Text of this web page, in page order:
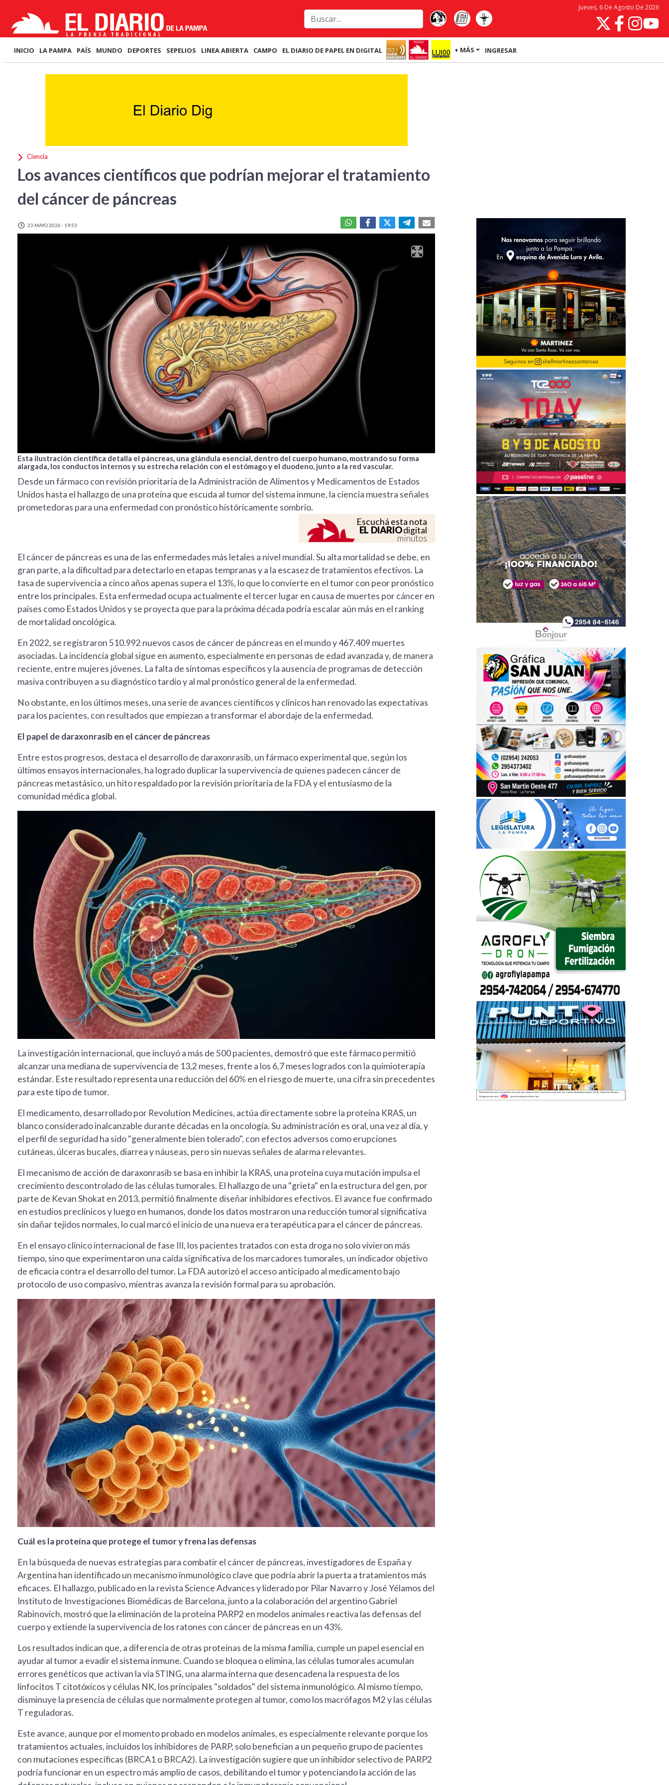
Jueves, 6 De Agosto De 2026
INICIO LA PAMPA PAÍS MUNDO DEPORTES SEPELIOS LINEA ABIERTA CAMPO EL DIARIO DE PAPEL EN DIGITAL + MÁS INGRESAR
Ciencia
Los avances científicos que podrían mejorar el tratamiento
del cáncer de páncreas
23 MAYO 2026 - 19:53
Esta ilustración científica detalla el páncreas, una glándula esencial, dentro del cuerpo humano, mostrando su forma
alargada, los conductos internos y su estrecha relación con el estómago y el duodeno, junto a la red vascular.
Desde un fármaco con revisión prioritaria de la Administración de Alimentos y Medicamentos de Estados
Unidos hasta el hallazgo de una proteína que escuda al tumor del sistema inmune, la ciencia muestra señales
prometedoras para una enfermedad con pronóstico históricamente sombrío.
Escuchá esta nota
EL DIARIOdigital
minutos
El cáncer de páncreas es una de las enfermedades más letales a nivel mundial. Su alta mortalidad se debe, en
gran parte, a la dificultad para detectarlo en etapas tempranas y a la escasez de tratamientos efectivos. La
tasa de supervivencia a cinco años apenas supera el 13%, lo que lo convierte en el tumor con peor pronóstico
entre los principales. Esta enfermedad ocupa actualmente el tercer lugar en causa de muertes por cáncer en
países como Estados Unidos y se proyecta que para la próxima década podría escalar aún más en el ranking
de mortalidad oncológica.
En 2022, se registraron 510.992 nuevos casos de cáncer de páncreas en el mundo y 467.409 muertes
asociadas. La incidencia global sigue en aumento, especialmente en personas de edad avanzada y, de manera
reciente, entre mujeres jóvenes. La falta de síntomas específicos y la ausencia de programas de detección
masiva contribuyen a su diagnóstico tardío y al mal pronóstico general de la enfermedad.
No obstante, en los últimos meses, una serie de avances científicos y clínicos han renovado las expectativas
para los pacientes, con resultados que empiezan a transformar el abordaje de la enfermedad.
El papel de daraxonrasib en el cáncer de páncreas
Entre estos progresos, destaca el desarrollo de daraxonrasib, un fármaco experimental que, según los
últimos ensayos internacionales, ha logrado duplicar la supervivencia de quienes padecen cáncer de
páncreas metastásico, un hito respaldado por la revisión prioritaria de la FDA y el entusiasmo de la
comunidad médica global.
La investigación internacional, que incluyó a más de 500 pacientes, demostró que este fármaco permitió
alcanzar una mediana de supervivencia de 13,2 meses, frente a los 6,7 meses logrados con la quimioterapia
estándar. Este resultado representa una reducción del 60% en el riesgo de muerte, una cifra sin precedentes
para este tipo de tumor.
El medicamento, desarrollado por Revolution Medicines, actúa directamente sobre la proteína KRAS, un
blanco considerado inalcanzable durante décadas en la oncología. Su administración es oral, una vez al día, y
el perfil de seguridad ha sido "generalmente bien tolerado", con efectos adversos como erupciones
cutáneas, úlceras bucales, diarrea y náuseas, pero sin nuevas señales de alarma relevantes.
El mecanismo de acción de daraxonrasib se basa en inhibir la KRAS, una proteína cuya mutación impulsa el
crecimiento descontrolado de las células tumorales. El hallazgo de una "grieta" en la estructura del gen, por
parte de Kevan Shokat en 2013, permitió finalmente diseñar inhibidores efectivos. El avance fue confirmado
en estudios preclínicos y luego en humanos, donde los datos mostraron una reducción tumoral significativa
sin dañar tejidos normales, lo cual marcó el inicio de una nueva era terapéutica para el cáncer de páncreas.
En el ensayo clínico internacional de fase III, los pacientes tratados con esta droga no solo vivieron más
tiempo, sino que experimentaron una caída significativa de los marcadores tumorales, un indicador objetivo
de eficacia contra el desarrollo del tumor. La FDA autorizó el acceso anticipado al medicamento bajo
protocolo de uso compasivo, mientras avanza la revisión formal para su aprobación.
Cuál es la proteína que protege el tumor y frena las defensas
En la búsqueda de nuevas estrategias para combatir el cáncer de páncreas, investigadores de España y
Argentina han identificado un mecanismo inmunológico clave que podría abrir la puerta a tratamientos más
eficaces. El hallazgo, publicado en la revista Science Advances y liderado por Pilar Navarro y José Yélamos del
Instituto de Investigaciones Biomédicas de Barcelona, junto a la colaboración del argentino Gabriel
Rabinovich, mostró que la eliminación de la proteína PARP2 en modelos animales reactiva las defensas del
cuerpo y extiende la supervivencia de los ratones con cáncer de páncreas en un 43%.
Los resultados indican que, a diferencia de otras proteínas de la misma familia, cumple un papel esencial en
ayudar al tumor a evadir el sistema inmune. Cuando se bloquea o elimina, las células tumorales acumulan
errores genéticos que activan la vía STING, una alarma interna que desencadena la respuesta de los
linfocitos T citotóxicos y células NK, los principales "soldados" del sistema inmunológico. Al mismo tiempo,
disminuye la presencia de células que normalmente protegen al tumor, como los macrófagos M2 y las células
T reguladoras.
Este avance, aunque por el momento probado en modelos animales, es especialmente relevante porque los
tratamientos actuales, incluidos los inhibidores de PARP, solo benefician a un pequeño grupo de pacientes
con mutaciones específicas (BRCA1 o BRCA2). La investigación sugiere que un inhibidor selectivo de PARP2
podría funcionar en un espectro más amplio de casos, debilitando el tumor y potenciando la acción de las